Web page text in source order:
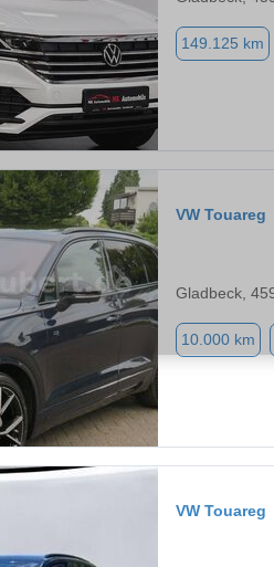
149.125 km
VW Touareg
Gladbeck,
10.000 km
VW Touareg